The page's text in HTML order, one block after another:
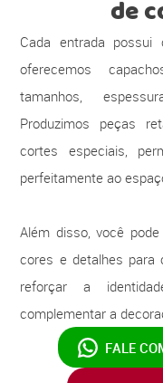
de
Cada entrada
oferecemos
tamanhos,
Produzimos peças
cortes especiais,
perfeitamente ao
Além disso, você
cores e detalhes para
reforçar a
complementar a
FALE